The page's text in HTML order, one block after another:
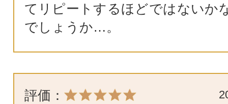
てリピートするほどではないか
でしょうか…。
評価：